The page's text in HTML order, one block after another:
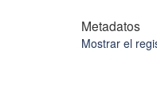
Metadatos
Mostrar el